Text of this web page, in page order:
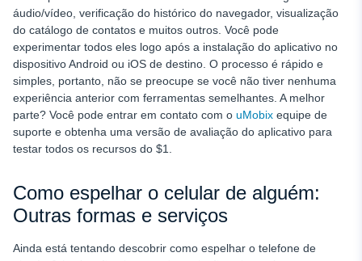
áudio/vídeo, verificação do histórico do navegador, visualização
do catálogo de contatos e muitos outros. Você pode
experimentar todos eles logo após a instalação do aplicativo no
dispositivo Android ou iOS de destino. O processo é rápido e
simples, portanto, não se preocupe se você não tiver nenhuma
experiência anterior com ferramentas semelhantes. A melhor
parte? Você pode entrar em contato com o uMobix equipe de
suporte e obtenha uma versão de avaliação do aplicativo para
testar todos os recursos do $1.
Como espelhar o celular de alguém:
Outras formas e serviços
Ainda está tentando descobrir como espelhar o telefone de